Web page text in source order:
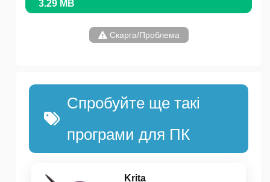
3.29 MB
Скарга/Проблема
Спробуйте ще такі
програми для ПК
Krita